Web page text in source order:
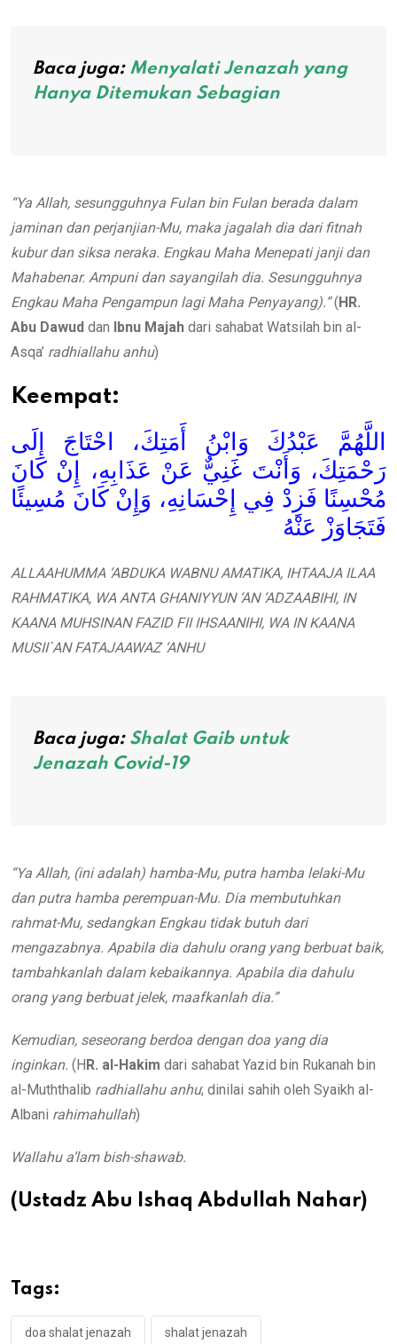
Baca juga: Menyalati Jenazah yang
Hanya Ditemukan Sebagian
“Ya Allah, sesungguhnya Fulan bin Fulan berada dalam
jaminan dan perjanjian-Mu, maka jagalah dia dari fitnah
kubur dan siksa neraka. Engkau Maha Menepati janji dan
Mahabenar. Ampuni dan sayangilah dia. Sesungguhnya
Engkau Maha Pengampun lagi Maha Penyayang).”(HR.
Abu Dawud dan Ibnu Majah dari sahabat Watsilah bin al-
Asqa’ radhiallahu anhu)
Keempat:
اللَّهُمَّ عَبْدُكَ وَابْنُ أَمَتِكَ، احْتَاجَ إِلَى
رَحْمَتِكَ، وَأَنْتَ غَنِيٌّ عَنْ عَذَابِهِ، إِنْ كَانَ
مُحْسِنًا فَزِدْ فِي إِحْسَانِهِ، وَإِنْ كَانَ مُسِيئًا
فَتَجَاوَزْ عَنْهُ
ALLAAHUMMA ‘ABDUKA WABNU AMATIKA, IHTAAJA ILAA
RAHMATIKA, WA ANTA GHANIYYUN ‘AN ‘ADZAABIHI, IN
KAANA MUHSINAN FAZID FII IHSAANIHI, WA IN KAANA
MUSII`AN FATAJAAWAZ ‘ANHU
Baca juga: Shalat Gaib untuk
Jenazah Covid-19
“Ya Allah, (ini adalah) hamba-Mu, putra hamba lelaki-Mu
dan putra hamba perempuan-Mu. Dia membutuhkan
rahmat-Mu, sedangkan Engkau tidak butuh dari
mengazabnya. Apabila dia dahulu orang yang berbuat baik,
tambahkanlah dalam kebaikannya. Apabila dia dahulu
orang yang berbuat jelek, maafkanlah dia.”
Kemudian, seseorang berdoa dengan doa yang dia
inginkan. (HR. al-Hakim dari sahabat Yazid bin Rukanah bin
al-Muththalib radhiallahu anhu; dinilai sahih oleh Syaikh al-
Albani rahimahullah)
Wallahu a’lam bish-shawab.
(Ustadz Abu Ishaq Abdullah Nahar)
Tags:
doa shalat jenazah shalat jenazah